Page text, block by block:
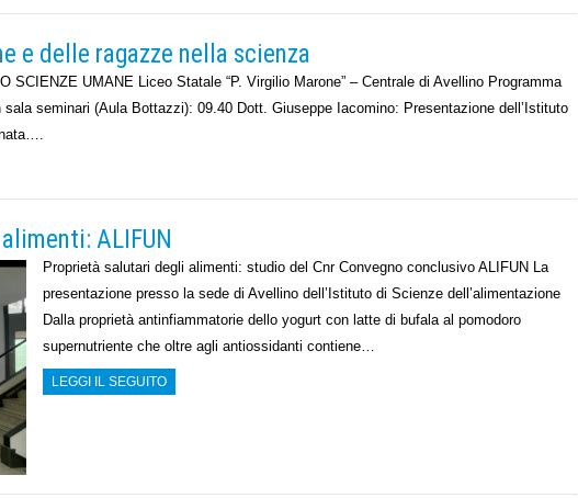
e delle ragazze nella scienza
SCIENZE UMANE Liceo Statale “P. Virgilio Marone” – Centrale di Avellino Programma
(Aula Bottazzi): 09.40 Dott. Giuseppe Iacomino: Presentazione dell’Istituto
ALIFUN
Proprietà salutari degli alimenti: studio del Cnr Convegno conclusivo ALIFUN La
presentazione presso la sede di Avellino dell’Istituto di Scienze dell’alimentazione
Dalla proprietà antinfiammatorie dello yogurt con latte di bufala al pomodoro
supernutriente che oltre agli antiossidanti contiene…
LEGGI IL SEGUITO